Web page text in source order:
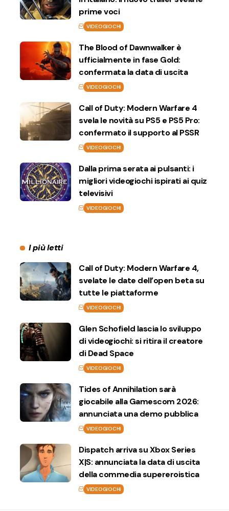
prime voci
VIDEOGIOCHI
The Blood of Dawnwalker è
ufficialmente in fase Gold:
confermata la data di uscita
VIDEOGIOCHI
Call of Duty: Modern Warfare 4
svela le novità su PS5 e PS5 Pro:
confermato il supporto al PSSR
VIDEOGIOCHI
Dalla prima serata ai pulsanti: i
migliori videogiochi ispirati ai quiz
televisivi
VIDEOGIOCHI
I più letti
Call of Duty: Modern Warfare 4,
svelate le date dell’open beta su
tutte le piattaforme
VIDEOGIOCHI
Glen Schofield lascia lo sviluppo
di videogiochi: si ritira il creatore
di Dead Space
VIDEOGIOCHI
Tides of Annihilation sarà
giocabile alla Gamescom 2026:
annunciata una demo pubblica
VIDEOGIOCHI
Dispatch arriva su Xbox Series
X|S: annunciata la data di uscita
della commedia supereroistica
VIDEOGIOCHI